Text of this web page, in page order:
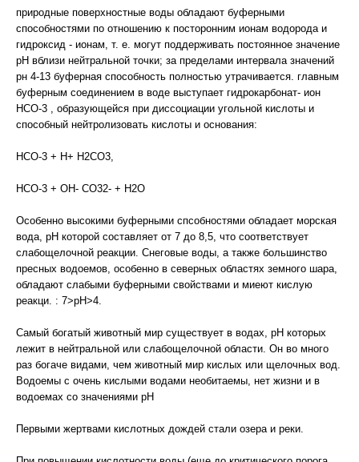
природные поверхностные воды обладают буферными
способностями по отношению к посторонним ионам водорода и
гидроксид - ионам, т. е. могут поддерживать постоянное значение
рН вблизи нейтральной точки; за пределами интервала значений
рн 4-13 буферная способность полностью утрачивается. главным
буферным соединением в воде выступает гидрокарбонат- ион
НСО-3 , образующейся при диссоциации угольной кислоты и
способный нейтролизовать кислоты и основания:
НСО-3 + Н+ Н2СО3,
НСО-3 + ОН- СО32- + Н2О
Особенно высокими буферными спсобностями обладает морская
вода, рН которой составляет от 7 до 8,5, что соответствует
слабощелочной реакции. Снеговые воды, а также большинство
пресных водоемов, особенно в северных областях земного шара,
обладают слабыми буферными свойствами и миеют кислую
реакци. : 7>рН>4.
Самый богатый животный мир существует в водах, рН которых
лежит в нейтральной или слабощелочной области. Он во много
раз богаче видами, чем животный мир кислых или щелочных вод.
Водоемы с очень кислыми водами необитаемы, нет жизни и в
водоемах со значениями рН
Первыми жертвами кислотных дождей стали озера и реки.